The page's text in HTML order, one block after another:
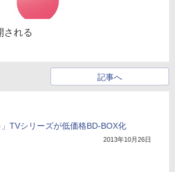
される
記事へ
TVシリーズが低価格BD-BOX化
2013年10月26日